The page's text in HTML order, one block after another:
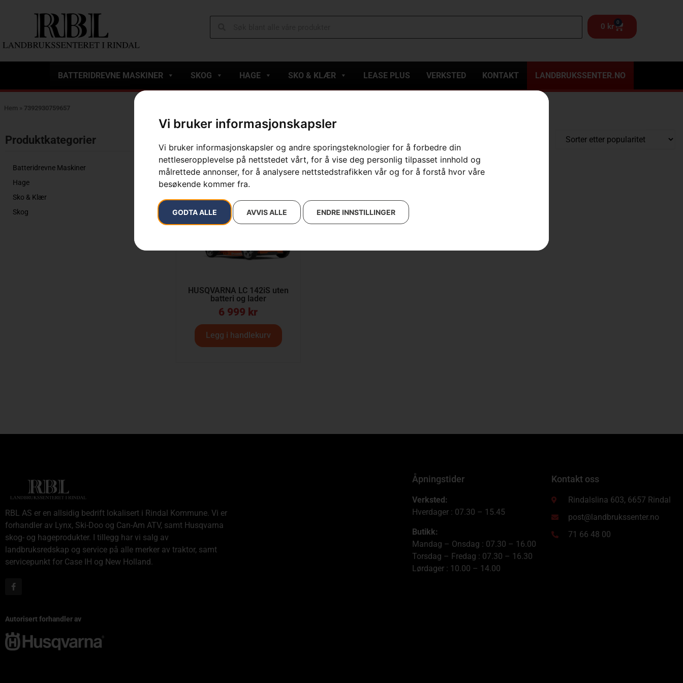
Vi bruker informasjonskapsler
Vi bruker informasjonskapsler og andre sporingsteknologier for å forbedre din
nettleseropplevelse på nettstedet vårt, for å vise deg personlig tilpasset innhold og
målrettede annonser, for å analysere nettstedstrafikken vår og for å forstå hvor våre
besøkende kommer fra.
GODTA ALLE AVVIS ALLE ENDRE INNSTILLINGER
0 kr 0
BATTERIDREVNE MASKINER SKOG HAGE SKO & KLÆR LEASE PLUS VERKSTED KONTAKT LANDBRUKSSENTER.NO
Hem » 7392930759657
Produktkategorier​
Batteridrevne Maskiner
Hage
Sko & Klær
Skog
HUSQVARNA LC 142iS uten
batteri og lader
6 999 kr
Legg i handlekurv
RBL AS er en allsidig bedrift lokalisert i Rindal Kommune. Vi er
forhandler av Lynx, Ski-Doo og Can-Am ATV, samt Husqvarna
skog- og hageprodukter. I tillegg har vi salg av
landbruksredskap og service på alle merker av traktor, samt
servicepunkt for Case IH og New Holland.
Autorisert forhandler av
Åpningstider
Verksted:
Hverdager : 07.30 – 15.45
Butikk:
Mandag – Onsdag : 07.30 – 16.00
Torsdag – Fredag : 07.30 – 16.30
Lørdager : 10.00 – 14.00
Kontakt oss
Rindalslina 603, 6657 Rindal
post@landbrukssenter.no
71 66 48 00